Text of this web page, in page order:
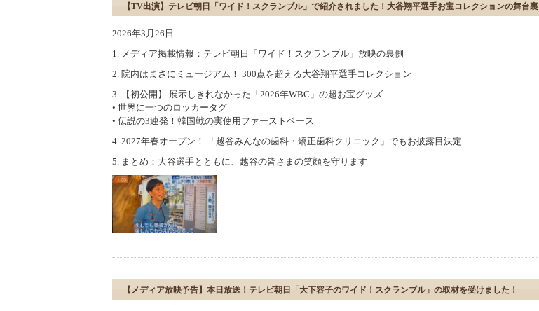
【TV出演】テレビ朝日「ワイド！スクランブル」で紹介されました！大谷翔平選手お宝コレクションの舞台裏
2026年3月26日
1. メディア掲載情報：テレビ朝日「ワイド！スクランブル」放映の裏側
2. 院内はまさにミュージアム！ 300点を超える大谷翔平選手コレクション
3. 【初公開】 展示しきれなかった「2026年WBC」の超お宝グッズ
• 世界に一つのロッカータグ
• 伝説の3連発！韓国戦の実使用ファーストベース
4. 2027年春オープン！ 「越谷みんなの歯科・矯正歯科クリニック」でもお披露目決定
5. まとめ：大谷選手とともに、越谷の皆さまの笑顔を守ります
【メディア放映予告】本日放送！テレビ朝日「大下容子のワイド！スクランブル」の取材を受けました！